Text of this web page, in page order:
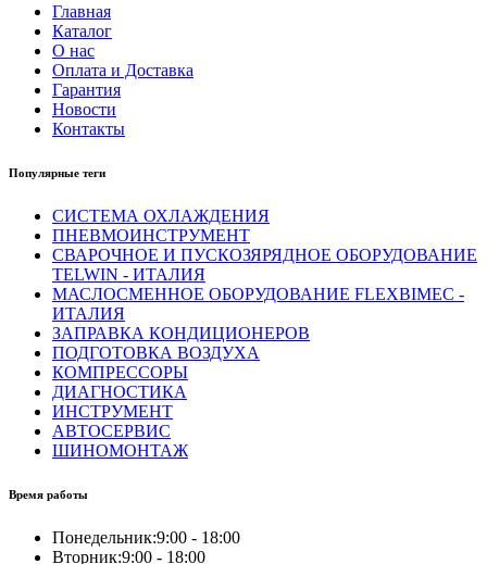
Главная
Каталог
О нас
Оплата и Доставка
Гарантия
Новости
Контакты
Популярные теги
СИСТЕМА ОХЛАЖДЕНИЯ
ПНЕВМОИНСТРУМЕНТ
СВАРОЧНОЕ И ПУСКОЗЯРЯДНОЕ ОБОРУДОВАНИЕ
TELWIN - ИТАЛИЯ
МАСЛОСМЕННОЕ ОБОРУДОВАНИЕ FLEXBIMEC -
ИТАЛИЯ
ЗАПРАВКА КОНДИЦИОНЕРОВ
ПОДГОТОВКА ВОЗДУХА
КОМПРЕССОРЫ
ДИАГНОСТИКА
ИНСТРУМЕНТ
АВТОСЕРВИС
ШИНОМОНТАЖ
Время работы
Понедельник:9:00 - 18:00
Вторник:9:00 - 18:00